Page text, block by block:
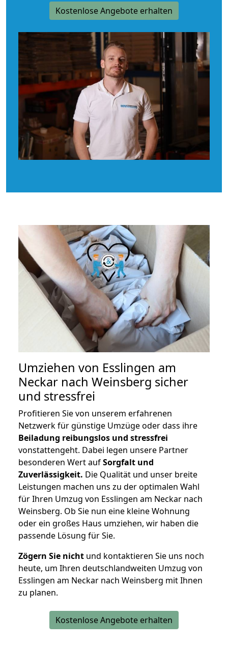
Kostenlose Angebote erhalten
Umziehen von Esslingen am
Neckar nach Weinsberg sicher
und stressfrei
Profitieren Sie von unserem erfahrenen
Netzwerk für günstige Umzüge oder dass ihre
Beiladung reibungslos und stressfrei
vonstattengeht. Dabei legen unsere Partner
besonderen Wert aufSorgfalt und
Zuverlässigkeit. Die Qualität und unser breite
Leistungen machen uns zu der optimalen Wahl
für Ihren Umzug von Esslingen am Neckar nach
Weinsberg. Ob Sie nun eine kleine Wohnung
oder ein großes Haus umziehen, wir haben die
passende Lösung für Sie.
Zögern Sie nicht und kontaktieren Sie uns noch
heute, um Ihren deutschlandweiten Umzug von
Esslingen am Neckar nach Weinsberg mit Ihnen
zu planen.
Kostenlose Angebote erhalten